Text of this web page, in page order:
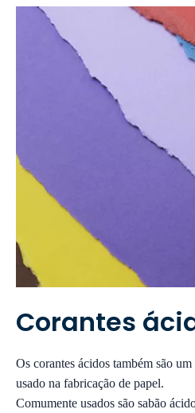
Corantes
Os corantes ácidos também são
usado na fabricação de papel.
Comumente usados ​​são sabão